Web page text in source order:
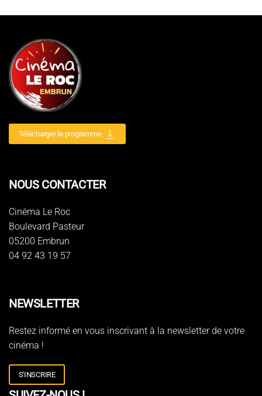
Télécharger le programme
NOUS CONTACTER
Cinéma Le Roc
Boulevard Pasteur
05200 Embrun
04 92 43 19 57
NEWSLETTER
Restez informé en vous inscrivant à la newsletter de votre
cinéma !
S'INSCRIRE